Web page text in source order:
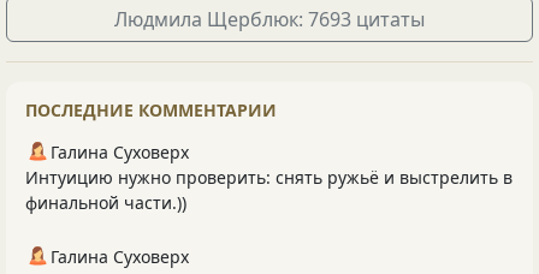
Людмила Щерблюк: 7693 цитаты
ПОСЛЕДНИЕ КОММЕНТАРИИ
Галина Суховерх
Интуицию нужно проверить: снять ружьё и выстрелить в
финальной части.))
Галина Суховерх